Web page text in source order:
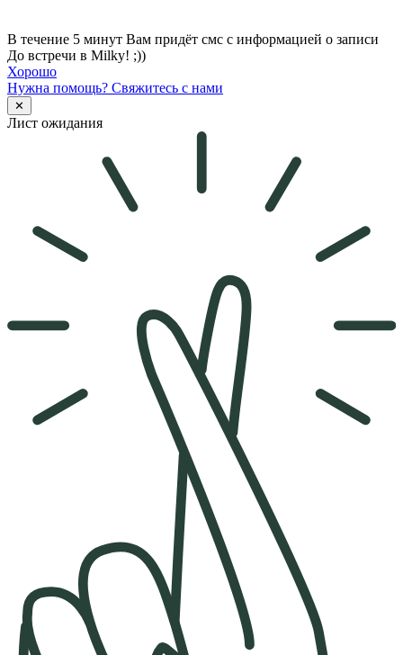
В течение 5 минут Вам придёт смс с информацией о записи
До встречи в Milky! ;))
Хорошо
Нужна помощь? Свяжитесь с нами
✕
Лист ожидания